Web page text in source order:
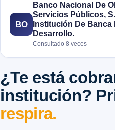
BO
Banco Nacional De
Servicios Públicos,
Institución De Banca
Desarrollo.
Consultado 8 veces
¿Te está
institución?
respira.